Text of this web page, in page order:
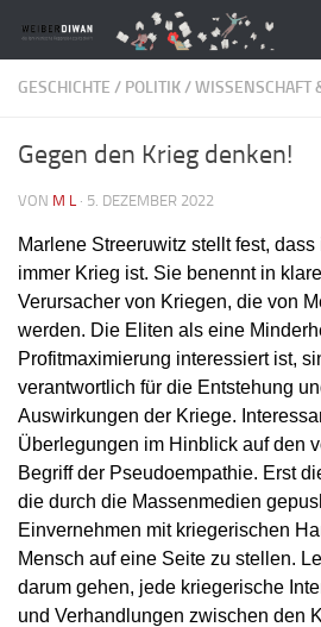
Zum Inhalt springen
GESCHICHTE / POLITIK/WISSENSCHAFT
Gegen den Krieg denken!
VON M L · 5. DEZEMBER 2022
Marlene Streeruwitz stellt fest,
immer Krieg ist. Sie benennt in
Verursacher von Kriegen, die von
werden. Die Eliten als eine
Profitmaximierung interessiert ist,
verantwortlich für die Entstehung
Auswirkungen der Kriege.
Überlegungen im Hinblick auf den
Begriff der Pseudoempathie. Erst
die durch die Massenmedien
Einvernehmen mit kriegerischen
Mensch auf eine Seite zu stellen.
darum gehen, jede kriegerische
und Verhandlungen zwischen den